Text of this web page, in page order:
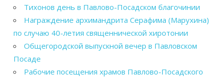
Тихонов день в Павлово-Посадском благочинии
Награждение архимандрита Серафима (Марухина)
по случаю 40-летия священнической хиротонии
Общегородской выпускной вечер в Павловском
Посаде
Рабочие посещения храмов Павлово-Посадского